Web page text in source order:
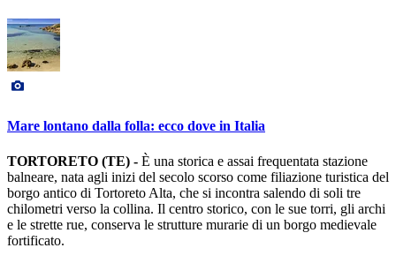
Mare lontano dalla folla: ecco dove in Italia
TORTORETO (TE) - È una storica e assai frequentata stazione
balneare, nata agli inizi del secolo scorso come filiazione turistica del
borgo antico di Tortoreto Alta, che si incontra salendo di soli tre
chilometri verso la collina. Il centro storico, con le sue torri, gli archi
e le strette rue, conserva le strutture murarie di un borgo medievale
fortificato.